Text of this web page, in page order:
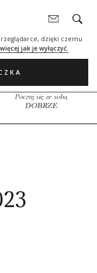
nim możemy
dzięki czemu
jak je wyłączyć.